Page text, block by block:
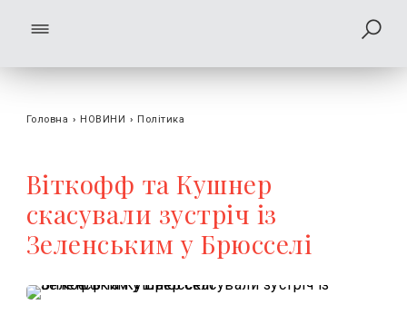
Головна › НОВИНИ › Політика
Віткофф та Кушнер
скасували зустріч із
Зеленським у Брюсселі